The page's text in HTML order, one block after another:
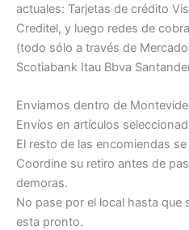
actuales: Tarjetas de crédito
Creditel, y luego redes de
(todo sólo a través de
Scotiabank Itau Bbva
Enviamos dentro de
Envíos en artículos
El resto de las encomiendas
Coordine su retiro antes de
demoras.
No pase por el local hasta que
esta pronto.